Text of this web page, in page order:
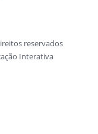
reservados
Interativa